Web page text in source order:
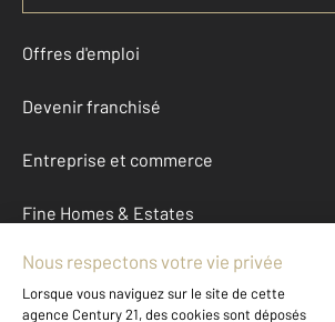
Offres d'emploi
Devenir franchisé
Entreprise et commerce
Fine Homes & Estates
À propos